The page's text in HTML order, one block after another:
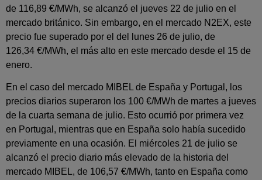
de 116,89 €/MWh, se alcanzó el jueves 22 de julio en el
mercado británico. Sin embargo, en el mercado N2EX, este
precio fue superado por el del lunes 26 de julio, de
126,34 €/MWh, el más alto en este mercado desde el 15 de
enero.
En el caso del mercado MIBEL de España y Portugal, los
precios diarios superaron los 100 €/MWh de martes a jueves
de la cuarta semana de julio. Esto ocurrió por primera vez
en Portugal, mientras que en España solo había sucedido
previamente en una ocasión. El miércoles 21 de julio se
alcanzó el precio diario más elevado de la historia del
mercado MIBEL, de 106,57 €/MWh, tanto en España como